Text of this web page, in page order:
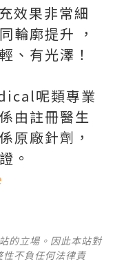
效果非常細
輪廓提升 ，
、有光澤！
呢類專業
由註冊醫生
原廠針劑，
。
的立場。因此本站對
不負任何法律責